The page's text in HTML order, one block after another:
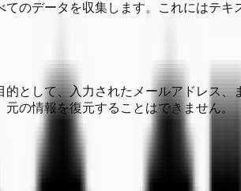
のデータを収集します。これにはテ
として、入力されたメールアドレス
の情報を復元することはできません。